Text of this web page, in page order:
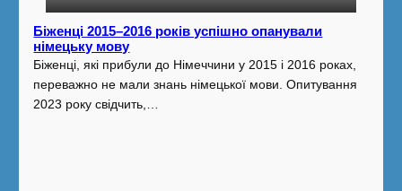
Біженці 2015–2016 років успішно опанували
німецьку мову
Біженці, які прибули до Німеччини у 2015 і 2016 роках,
переважно не мали знань німецької мови. Опитування
2023 року свідчить,…